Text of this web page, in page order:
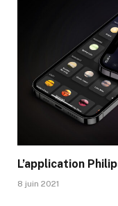
L’application
8 juin 2021